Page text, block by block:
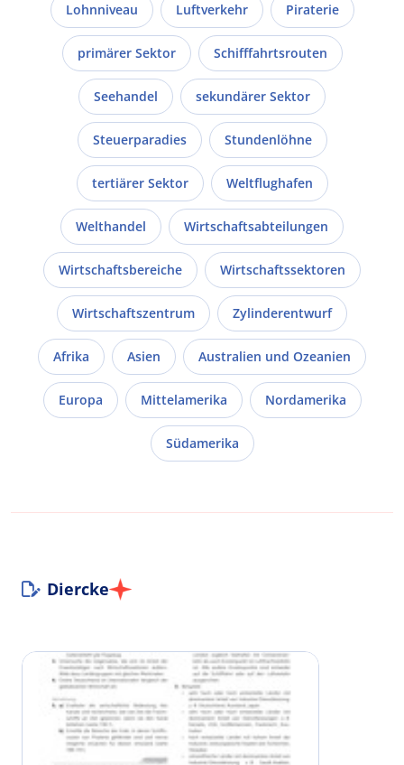
Lohnniveau Luftverkehr Piraterie
primärer Sektor Schifffahrtsrouten
Seehandel sekundärer Sektor
Steuerparadies Stundenlöhne
tertiärer Sektor Weltflughafen
Welthandel Wirtschaftsabteilungen
Wirtschaftsbereiche Wirtschaftssektoren
Wirtschaftszentrum Zylinderentwurf
Afrika Asien Australien und Ozeanien
Europa Mittelamerika Nordamerika
Südamerika
Diercke